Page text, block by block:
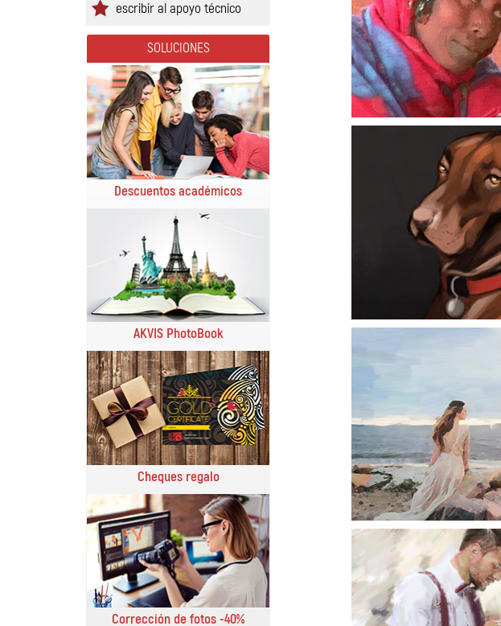
escribir al apoyo técnico
SOLUCIONES
Descuentos académicos
AKVIS PhotoBook
Cheques regalo
Corrección de fotos -40%